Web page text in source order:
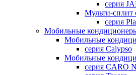
серия
Мульти-сплит
серия
Мобильные
Мобильные
серия Calypso
Мобильные
серия CARO